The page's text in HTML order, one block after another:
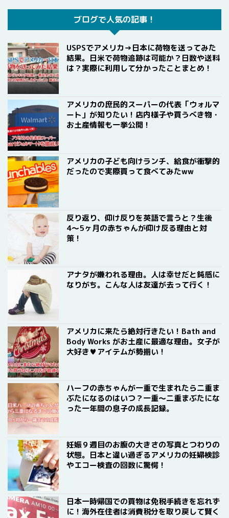
ブログで人気の記事！
USPSでアメリカ→日本に荷物を送ってみた
結果。日米で荷物追跡は可能か？日数や送料
は？実際に利用して分かったことまとめ！
アメリカの庶民的スーパーの代表「ウォルマ
ート」が知りたい！店内様子や買うべき物・
お土産情報も一挙公開！
アメリカの子ども向けランチ、給食が衝撃的
だったので実際買って食べてみたww
反り返り、仰け反りを英語で言うと？生後
4〜5ヶ月の赤ちゃんが仰け反る理由と対
策！
アナタが嫌われる理由。人は幸せだと鈍感に
なりがち。こんな人は友達が去って行く！
アメリカに来たら絶対行きたい！Bath and
Body Works がお土産に最適な理由。女子が
大好き♥アイテムが勢揃い！
ハーフの赤ちゃんが一重で生まれたら二重ま
ぶたになるのはいつ？一重〜二重まぶたにな
った一年間の息子の成長記録。
妊娠９週目のお腹の大きさの写真とつわりの
状態。日本と違い過ぎるアメリカの妊婦検診
やエコー検査の回数に驚愕！
日本一時帰国での買物は免税手続きを忘れず
に！海外在住者は消費税分を取り戻して賢く